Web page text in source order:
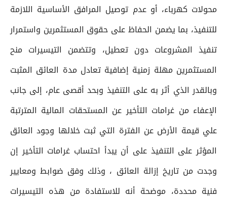
محولات كهرباء، أو عدم توصيل المرافق الأساسية اللازمة
للتنفيذ، بما يضمن الحفاظ على حقوق المستثمرين واستمرار
تنفيذ المشروعات دون تعطيل، وتتضمن التيسيرات منح
المستثمرين مهلة زمنية إضافية تعادل مدة العائق المثبت
وبالقدر الذي أثر به على التنفيذ وبحد أقصى عام، إلى جانب
الإعفاء من غرامات التأخير عن المستحقات المالية المترتبة
علي قيمة الأرض عن الفترة التي ثبت خلالها وجود العائق
المؤثر على التنفيذ على أن يبدأ احتساب غرامات التأخير إن
وجدت من تاريخ إزالة العائق ، وذلك وفق ضوابط ومعايير
فنية محددة، موضحة أنه للاستفادة من هذه التيسيرات